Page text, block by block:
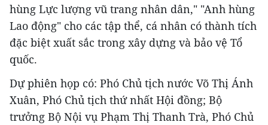
hùng Lực lượng vũ trang nhân dân," "Anh hùng
Lao động" cho các tập thể, cá nhân có thành tích
đặc biệt xuất sắc trong xây dựng và bảo vệ Tổ
quốc.
Dự phiên họp có: Phó Chủ tịch nước Võ Thị Ánh
Xuân, Phó Chủ tịch thứ nhất Hội đồng; Bộ
trưởng Bộ Nội vụ Phạm Thị Thanh Trà, Phó Chủ